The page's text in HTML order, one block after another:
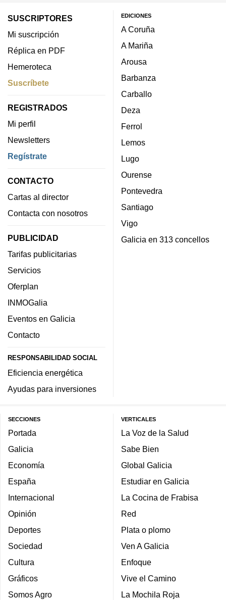
SUSCRIPTORES
Mi suscripción
Réplica en PDF
Hemeroteca
Suscríbete
REGISTRADOS
Mi perfil
Newsletters
Regístrate
CONTACTO
Cartas al director
Contacta con nosotros
PUBLICIDAD
Tarifas publicitarias
Servicios
Oferplan
INMOGalia
Eventos en Galicia
Contacto
RESPONSABILIDAD SOCIAL
Eficiencia energética
Ayudas para inversiones
EDICIONES
A Coruña
A Mariña
Arousa
Barbanza
Carballo
Deza
Ferrol
Lemos
Lugo
Ourense
Pontevedra
Santiago
Vigo
Galicia en 313 concellos
SECCIONES
Portada
Galicia
Economía
España
Internacional
Opinión
Deportes
Sociedad
Cultura
Gráficos
Somos Agro
VERTICALES
La Voz de la Salud
Sabe Bien
Global Galicia
Estudiar en Galicia
La Cocina de Frabisa
Red
Plata o plomo
Ven A Galicia
Enfoque
Vive el Camino
La Mochila Roja